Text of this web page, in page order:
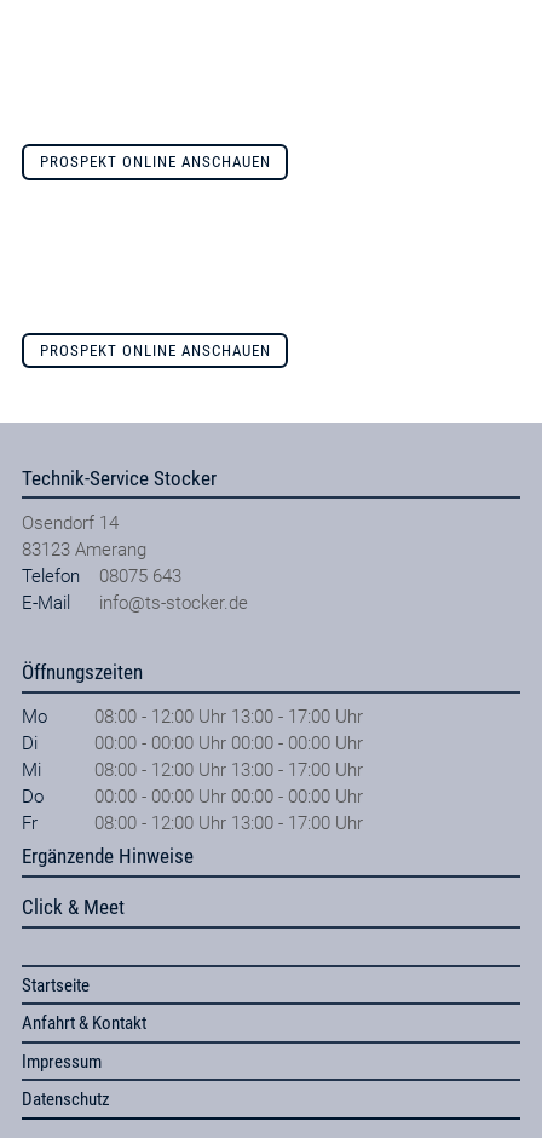
PROSPEKT ONLINE ANSCHAUEN
PROSPEKT ONLINE ANSCHAUEN
Technik-Service Stocker
Osendorf 14
83123 Amerang
Telefon
08075 643
E-Mail
info@ts-stocker.de
Öffnungszeiten
Mo
08:00 - 12:00 Uhr 13:00 - 17:00 Uhr
Di
00:00 - 00:00 Uhr 00:00 - 00:00 Uhr
Mi
08:00 - 12:00 Uhr 13:00 - 17:00 Uhr
Do
00:00 - 00:00 Uhr 00:00 - 00:00 Uhr
Fr
08:00 - 12:00 Uhr 13:00 - 17:00 Uhr
Ergänzende Hinweise
Click & Meet
Startseite
Anfahrt & Kontakt
Impressum
Datenschutz